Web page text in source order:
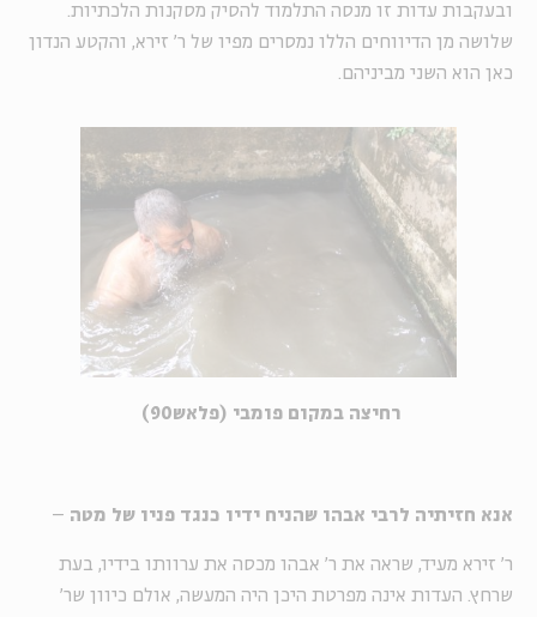
ובעקבות עדות זו מנסה התלמוד להסיק מסקנות הלכתיות.
שלושה מן הדיווחים הללו נמסרים מפיו של ר' זירא, והקטע הנדון
כאן הוא השני מביניהם.
רחיצה במקום פומבי (פלאש90)
אנא חזיתיה לרבי אבהו שהניח ידיו כנגד פניו של מטה –
ר' זירא מעיד, שראה את ר' אבהו מכסה את ערוותו בידיו, בעת
שרחץ. העדות אינה מפרטת היכן היה המעשה, אולם כיוון שר'